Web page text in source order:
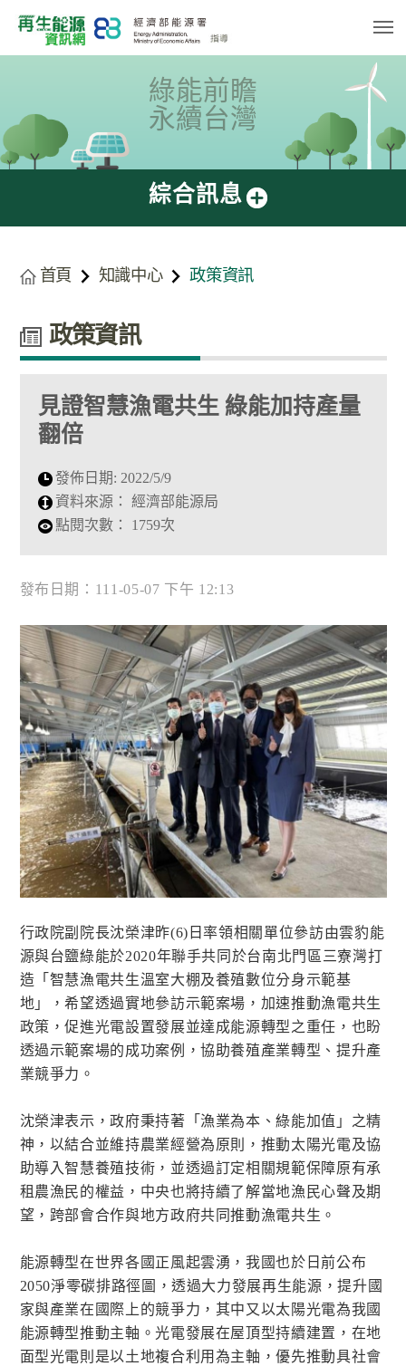
綠能前瞻
永續台灣
綜合訊息
首頁 知識中心 政策資訊
政策資訊
見證智慧漁電共生 綠能加持產量
翻倍
發佈日期: 2022/5/9
資料來源：
經濟部能源局
點閱次數：
1759次
發布日期：111-05-07 下午 12:13
行政院副院長沈榮津昨(6)日率領相關單位參訪由雲豹能
源與台鹽綠能於2020年聯手共同於台南北門區三寮灣打
造「智慧漁電共生溫室大棚及養殖數位分身示範基
地」，希望透過實地參訪示範案場，加速推動漁電共生
政策，促進光電設置發展並達成能源轉型之重任，也盼
透過示範案場的成功案例，協助養殖產業轉型、提升產
業競爭力。
沈榮津表示，政府秉持著「漁業為本、綠能加值」之精
神，以結合並維持農業經營為原則，推動太陽光電及協
助導入智慧養殖技術，並透過訂定相關規範保障原有承
租農漁民的權益，中央也將持續了解當地漁民心聲及期
望，跨部會合作與地方政府共同推動漁電共生。
能源轉型在世界各國正風起雲湧，我國也於日前公布
2050淨零碳排路徑圖，透過大力發展再生能源，提升國
家與產業在國際上的競爭力，其中又以太陽光電為我國
能源轉型推動主軸。光電發展在屋頂型持續建置，在地
面型光電則是以土地複合利用為主軸，優先推動具社會